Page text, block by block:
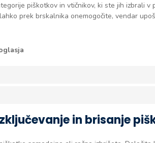
piškotkov in vtičnikov, ki ste jih izbrali
prek brskalnika onemogočite, vendar
in brisanje